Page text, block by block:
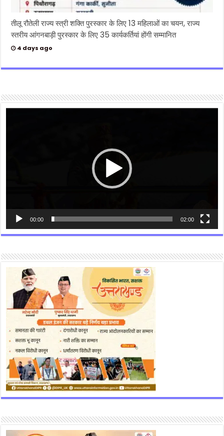
तीलू रौतेली राज्य स्त्री शक्ति पुरस्कार के लिए 13 महिलाओं का चयन, राज्य
स्तरीय आंगनबाड़ी पुरस्कार के लिए 35 कार्यकर्तियां होंगी सम्मानित
4 days ago
Video
00:00 02:00